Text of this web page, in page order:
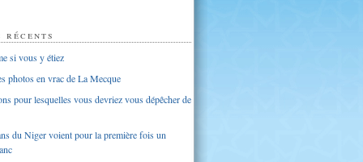
si vous y étiez
photos en vrac de La Mecque
pour lesquelles vous devriez vous dépêcher de
du Niger voient pour la première fois un